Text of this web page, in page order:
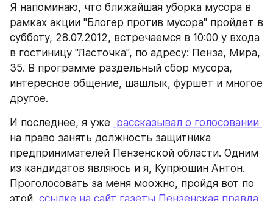
Я напоминаю, что ближайшая уборка мусора в
рамках акции "Блогер против мусора" пройдет в
субботу, 28.07.2012, встречаемся в 10:00 у входа
в гостиницу "Ласточка", по адресу: Пенза, Мира,
35. В программе раздельный сбор мусора,
интересное общение, шашлык, фуршет и многое
другое.
И последнее, я уже
на право занять должность защитника
предпринимателей Пензенской области. Одним
из кандидатов являюсь и я, Купрюшин Антон.
Проголосовать за меня моожно, пройдя вот по
этой ссылке на сайт газеты Пензенская правда..